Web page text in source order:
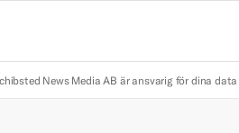
News Media AB är ansvarig för dina